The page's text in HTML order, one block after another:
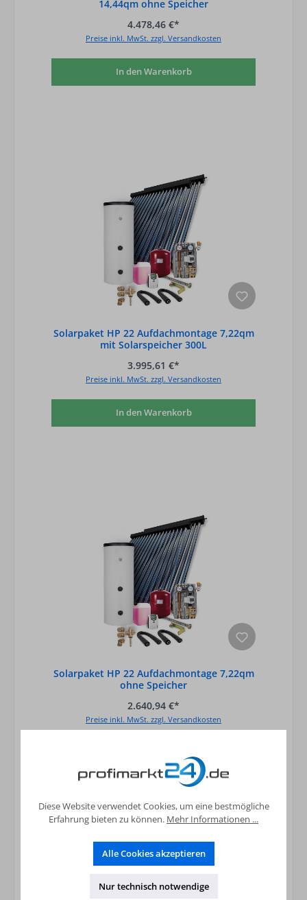
14,44qm ohne Speicher
4.478,46 €*
Preise inkl. MwSt. zzgl. Versandkosten
In den Warenkorb
Solarpaket HP 22 Aufdachmontage 7,22qm
mit Solarspeicher 300L
3.995,61 €*
Preise inkl. MwSt. zzgl. Versandkosten
In den Warenkorb
Solarpaket HP 22 Aufdachmontage 7,22qm
ohne Speicher
2.640,94 €*
Preise inkl. MwSt. zzgl. Versandkosten
Diese Website verwendet Cookies, um eine bestmögliche
Erfahrung bieten zu können. Mehr Informationen ...
Alle Cookies akzeptieren
Nur technisch notwendige